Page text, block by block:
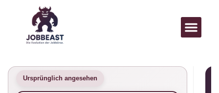
Ursprünglich angesehen